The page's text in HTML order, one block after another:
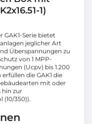
1)
Serie bietet
jeglicher Art
Überspannungen zu
von 1 MPP-
(Ucpv) bis 1.200
die GAK1 die
mit oder
hin zur
(10/350)).